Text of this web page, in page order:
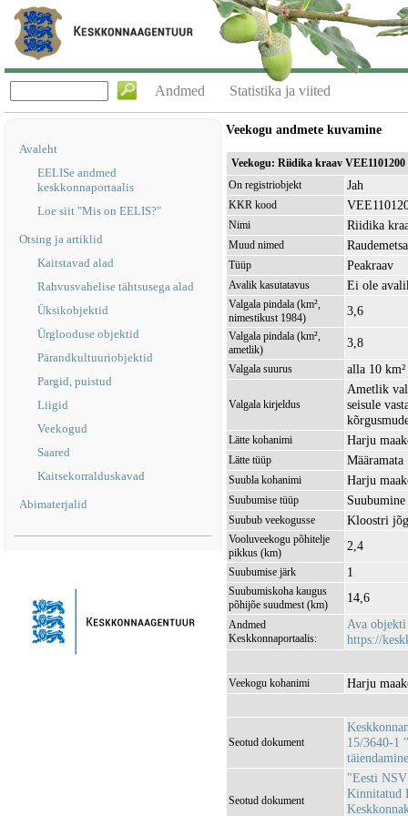
Andmed Statistika ja viited
Avaleht
EELISe andmed
keskkonnaportaalis
Loe siit "Mis on EELIS?"
Otsing ja artiklid
Kaitstavad alad
Rahvusvahelise tähtsusega alad
Üksikobjektid
Ürglooduse objektid
Pärandkultuuriobjektid
Pargid, puistud
Liigid
Veekogud
Saared
Kaitsekorralduskavad
Abimaterjalid
Veekogu andmete kuvamine
Veekogu: Riidika kraav VEE1101200
On registriobjekt
Jah
KKR kood
Nimi Riidika
Muud nimed
Tüüp Peakraav
Avalik kasutatavus Ei ole
Valgala pindala (km²,
nimestikust 1984)
3,6
Valgala pindala (km²,
ametlik)
3,8
Valgala suurus alla 10 km²
Valgala kirjeldus
Ametlik
seisule
Lätte kohanimi Harju
Lätte tüüp Määramata
Suubla kohanimi Harju
Suubumise tüüp
Suubub veekogusse Kloostri
Vooluveekogu põhitelje
pikkus (km)
2,4
Suubumise järk 1
Suubumiskoha kaugus
põhijõe suudmest (km)
14,6
Andmed
Keskkonnaportaalis:
Ava objekti
https://
Veekogu kohanimi Harju
Seotud dokument
15/3640-1
Seotud dokument
"Eesti
Kinnitatud